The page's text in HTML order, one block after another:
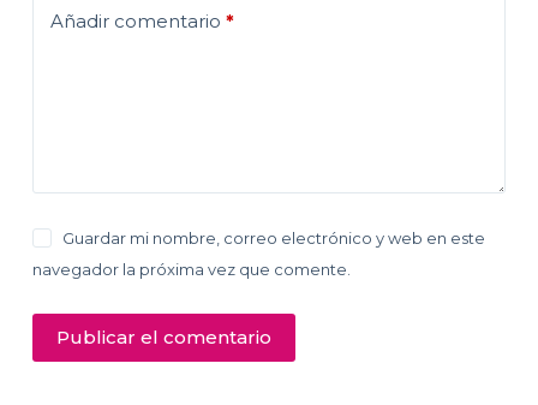
Añadir comentario *
Guardar mi nombre, correo electrónico y web en este
navegador la próxima vez que comente.
Publicar el comentario